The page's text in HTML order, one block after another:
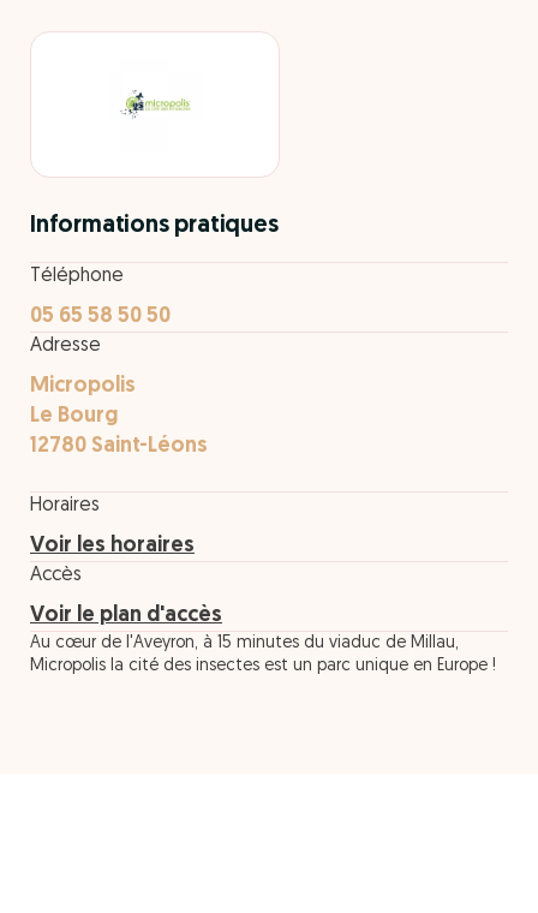
Informations pratiques
Téléphone
05 65 58 50 50
Adresse
Micropolis
Le Bourg
12780 Saint-Léons
Horaires
Voir les horaires
Accès
Voir le plan d'accès
Au cœur de l'Aveyron, à 15 minutes du viaduc de Millau,
Micropolis la cité des insectes est un parc unique en Europe !